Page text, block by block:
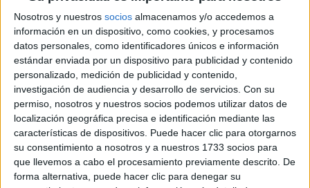
Nosotros y nuestros socios almacenamos y/o accedemos a
información en un dispositivo, como cookies, y procesamos
datos personales, como identificadores únicos e información
estándar enviada por un dispositivo para publicidad y contenido
personalizado, medición de publicidad y contenido,
investigación de audiencia y desarrollo de servicios. Con su
permiso, nosotros y nuestros socios podemos utilizar datos de
localización geográfica precisa e identificación mediante las
características de dispositivos. Puede hacer clic para otorgarnos
su consentimiento a nosotros y a nuestros 1733 socios para
que llevemos a cabo el procesamiento previamente descrito. De
forma alternativa, puede hacer clic para denegar su
¿Qué quieres preguntar?*
Escribe aquí las dudas o preguntas que te gustaría que te
respondieran: plazos de preinscripción, precios, plazas
disponibles…:
Acepto lostérminos y condicionesy lapolítica de
privacidad :*